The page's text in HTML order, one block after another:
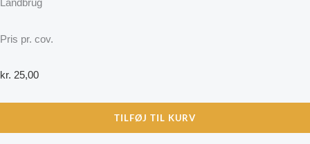
Landbrug
Pris pr. cov.
kr. 25,00
TILFØJ TIL KURV